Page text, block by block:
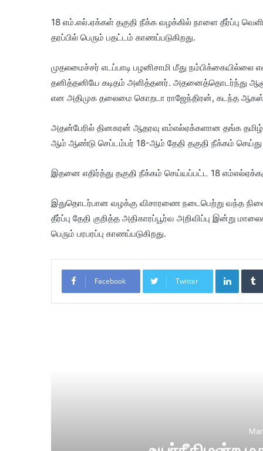
18 எம்.எல்.ஏக்கள் தகுதி நீக்க வழக்கில் நாளை தீர்ப்பு
தரப்பில் பெரும் பதட்டம் காணப்படுகிறது.
முதலமைச்சர் எடப்பாடி பழனிசாமி மீது
தனித்தனியே கடிதம் அளித்தனர். அதனைத்தொடர்ந்து
என அதிமுக தலைமை கொறடா ராஜேந்திரன், கடந்த ஆகஸ்ட்
அதன்பேரில் தினகரன் ஆதரவு எம்எல்ஏக்களான தங்க
ஆம் ஆண்டு செப்டம்பர் 18-ஆம் தேதி தகுதி நீக்கம்
இதனை எதிர்த்து தகுதி நீக்கம் செய்யப்பட்ட 18
இதுதொடர்பான வழக்கு விசாரணை நடைபெற்று வந்த
தீர்ப்பு தேதி குறித்த அதிகாரப்பூர்வ அறிவிப்பு இன்று
பெரும் பரபரப்பு காணப்படுகிறது.
Facebook Twitter
LinkedIn